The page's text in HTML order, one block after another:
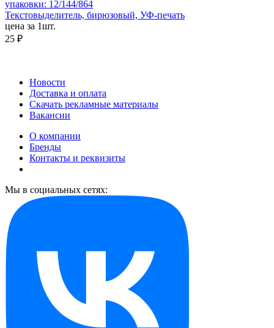
упаковки: 12/144/864
Текстовыделитель, бирюзовый, УФ-печать
цена за 1шт.
25 ₽
Новости
Доставка и оплата
Скачать рекламные материалы
Вакансии
О компании
Бренды
Контакты и реквизиты
Мы в социальных сетях: